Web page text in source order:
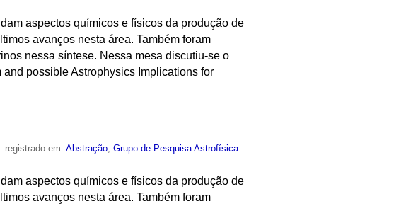
aspectos químicos e físicos da produção de
avanços nesta área. Também foram
nessa síntese. Nessa mesa discutiu-se o
possible Astrophysics Implications for
em:Abstração,Grupo de Pesquisa Astrofísica
aspectos químicos e físicos da produção de
avanços nesta área. Também foram